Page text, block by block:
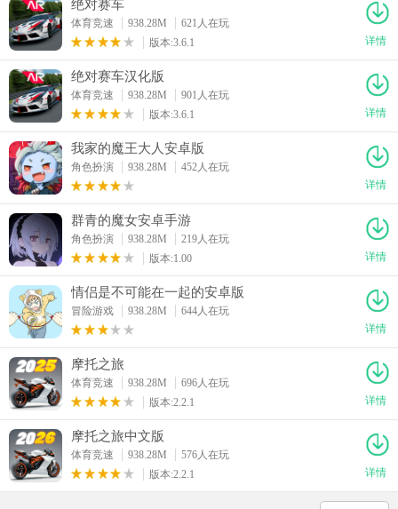
绝对赛车
体育竞速 938.28M
621人在玩
版本:3.6.1
详情
绝对赛车汉化版
体育竞速 938.28M
901人在玩
版本:3.6.1
详情
我家的魔王大人安卓版
角色扮演 938.28M
452人在玩
详情
群青的魔女安卓手游
角色扮演 938.28M
219人在玩
版本:1.00
详情
情侣是不可能在一起的安卓版
冒险游戏 938.28M
644人在玩
详情
摩托之旅
体育竞速 938.28M
696人在玩
版本:2.2.1
详情
摩托之旅中文版
体育竞速 938.28M
576人在玩
版本:2.2.1
详情